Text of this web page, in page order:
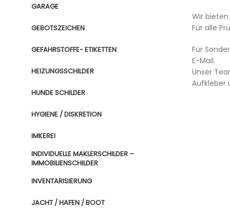
GARAGE
GEBOTSZEICHEN
GEFAHRSTOFFE- ETIKETTEN
HEIZUNGSSCHILDER
HUNDE SCHILDER
HYGIENE / DISKRETION
IMKEREI
INDIVIDUELLE MAKLERSCHILDER –
IMMOBILIENSCHILDER
INVENTARISIERUNG
JACHT / HAFEN / BOOT
Wir
Für alle
Für
E-Mail.
Unser
Aufkleber